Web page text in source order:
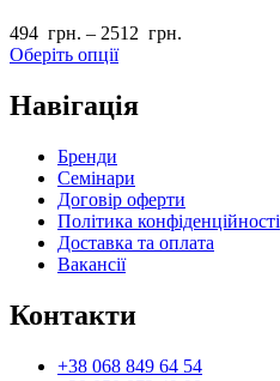
494 грн. – 2512 грн.
Оберіть опції
Навігація
Бренди
Семінари
Договір оферти
Політика конфіденційності
Доставка та оплата
Вакансії
Контакти
+38 068 849 64 54